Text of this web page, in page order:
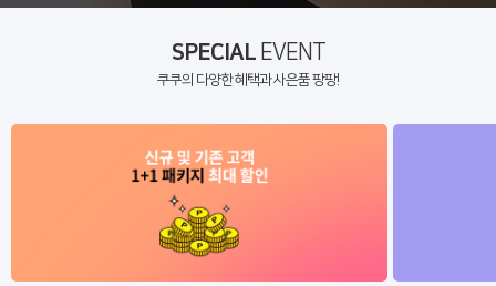
SPECIALEVENT
쿠쿠의 다양한 혜택과 사은품 팡팡!